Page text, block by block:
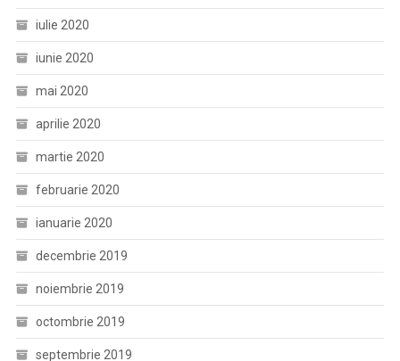
iulie 2020
iunie 2020
mai 2020
aprilie 2020
martie 2020
februarie 2020
ianuarie 2020
decembrie 2019
noiembrie 2019
octombrie 2019
septembrie 2019